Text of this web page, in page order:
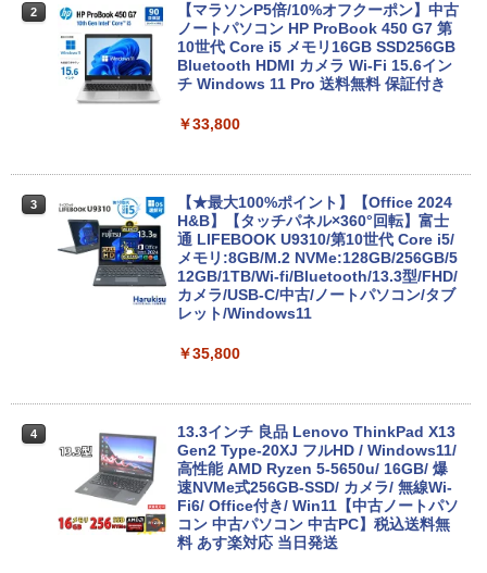
￥14,990
【2026年アップグレード版】AOKIMI ワイヤ
軽量 ブルートゥースHi-Fi 最大36時間再生 ぶ
学/WEB会議(ホワイト)
￥1,964
Xiaomi シャオミ REDMI Buds 8 Lite ワイヤ
レスイヤホン Bluetooth 5.4 ノイズキャンセ
On My Road (Stadium ver.)
￥250
BUGS LIFE
￥250
￥1,117
強炭酸水 ペットボトル 500ミリリットル (Sm
コカ・コーラ やかんの麦茶 from 爽健美茶 ラ
ベルレス 650mlPET×24本
￥2,009
￥594
HUNTER×HUNTER モノクロ版 39 (ジャンプ
スーパーの裏でヤニ吸うふたり 9巻 (デジタル
版ビッグガンガンコミックス)
￥810
2
【マラソンP5倍/10%オフクーポン】中古
ノートパソコン HP ProBook 450 G7 第
10世代 Core i5 メモリ16GB SSD256GB
Bluetooth HDMI カメラ Wi-Fi 15.6イン
チ Windows 11 Pro 送料無料 保証付き
￥33,800
3
【★最大100%ポイント】【Office 2024
H&B】【タッチパネル×360°回転】富士
通 LIFEBOOK U9310/第10世代 Core i5/
メモリ:8GB/M.2 NVMe:128GB/256GB/5
12GB/1TB/Wi-fi/Bluetooth/13.3型/FHD/
カメラ/USB-C/中古/ノートパソコン/タブ
レット/Windows11
￥35,800
4
13.3インチ 良品 Lenovo ThinkPad X13
Gen2 Type-20XJ フルHD / Windows11/
高性能 AMD Ryzen 5-5650u/ 16GB/ 爆
速NVMe式256GB-SSD/ カメラ/ 無線Wi-
Fi6/ Office付き/ Win11【中古ノートパソ
コン 中古パソコン 中古PC】税込送料無
料 あす楽対応 当日発送